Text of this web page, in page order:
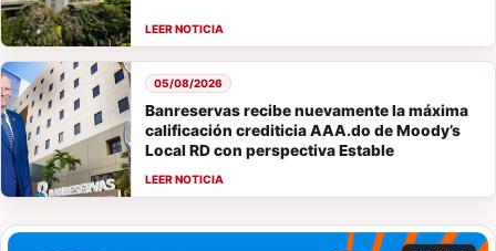
Banreservas recibe nuevamente la máxima
calificación crediticia AAA.do de Moody’s
Local RD con perspectiva Estable
05/08/2026